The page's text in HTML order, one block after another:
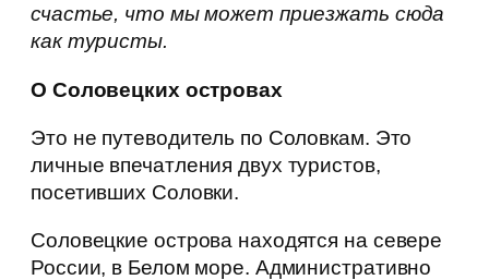
счастье, что мы может приезжать сюда
как туристы.
О Соловецких островах
Это не путеводитель по Соловкам. Это
личные впечатления двух туристов,
посетивших Соловки.
Соловецкие острова находятся на севере
России, в Белом море. Административно